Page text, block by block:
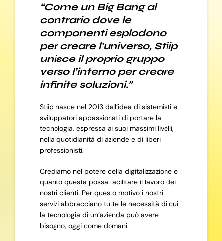
“Come un Big Bang al
contrario dove le
componenti esplodono
per creare l’universo, Stiip
unisce il proprio gruppo
verso l’interno per creare
infinite soluzioni.”
Stiip nasce nel 2013 dall’idea di sistemisti e
sviluppatori appassionati di portare la
tecnologia, espressa ai suoi massimi livelli,
nella quotidianità di aziende e di liberi
professionisti.
Crediamo nel potere della digitalizzazione e
quanto questa possa facilitare il lavoro dei
nostri clienti. Per questo motivo i nostri
servizi abbracciano tutte le necessità di cui
la tecnologia di un’azienda può avere
bisogno, oggi come domani.